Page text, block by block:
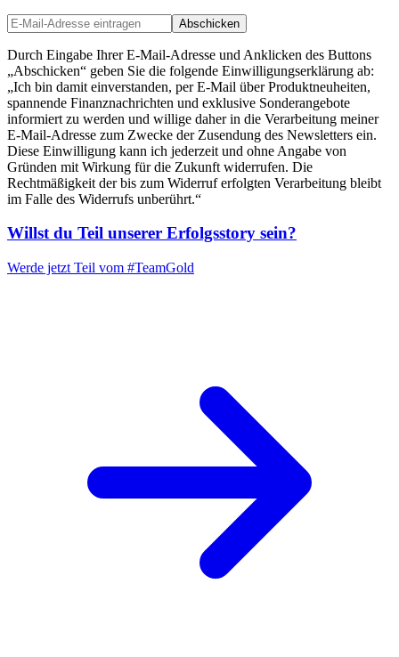
Abschicken
Durch Eingabe Ihrer E-Mail-Adresse und Anklicken des Buttons
„Abschicken“ geben Sie die folgende Einwilligungserklärung ab:
„Ich bin damit einverstanden, per E-Mail über Produktneuheiten,
spannende Finanznachrichten und exklusive Sonderangebote
informiert zu werden und willige daher in die Verarbeitung meiner
E-Mail-Adresse zum Zwecke der Zusendung des Newsletters ein.
Diese Einwilligung kann ich jederzeit und ohne Angabe von
Gründen mit Wirkung für die Zukunft widerrufen. Die
Rechtmäßigkeit der bis zum Widerruf erfolgten Verarbeitung bleibt
im Falle des Widerrufs unberührt.“
Willst du Teil unserer Erfolgsstory sein?
Werde jetzt Teil vom #TeamGold